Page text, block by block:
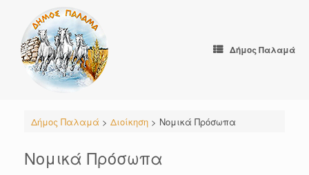
content
Δήμος Παλαμά
Δήμος Παλαμά > Διοίκηση> Νομικά Πρόσωπα
Νομικά Πρόσωπα